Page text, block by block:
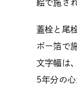
絵で施さ
蓋栓と尾
ボー箔で
文字幅は
5年分の心